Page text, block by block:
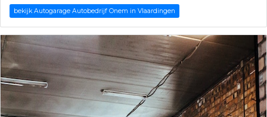
bekijk Autogarage Autobedrijf Onem in Vlaardingen